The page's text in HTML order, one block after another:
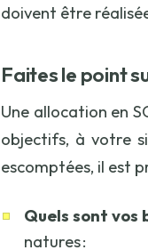
doivent être
Faites le point
Une allocation en
objectifs, à votre
escomptées, il est
Quels sont vos
natures :